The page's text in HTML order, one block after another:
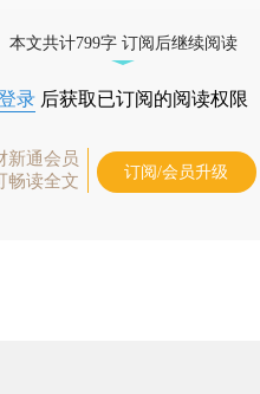
本文共计799字 订阅后继续阅读
录 后获取已订阅的阅读权限
新通会员
畅读全文
订阅/会员升级